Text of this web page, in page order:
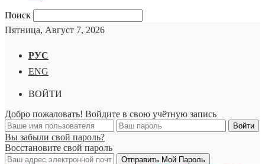
Поиск
Пятница, Август 7, 2026
РУС
ENG
ВОЙТИ
Добро пожаловать! Войдите в свою учётную запись
Вы забыли свой пароль?
Восстановите свой пароль